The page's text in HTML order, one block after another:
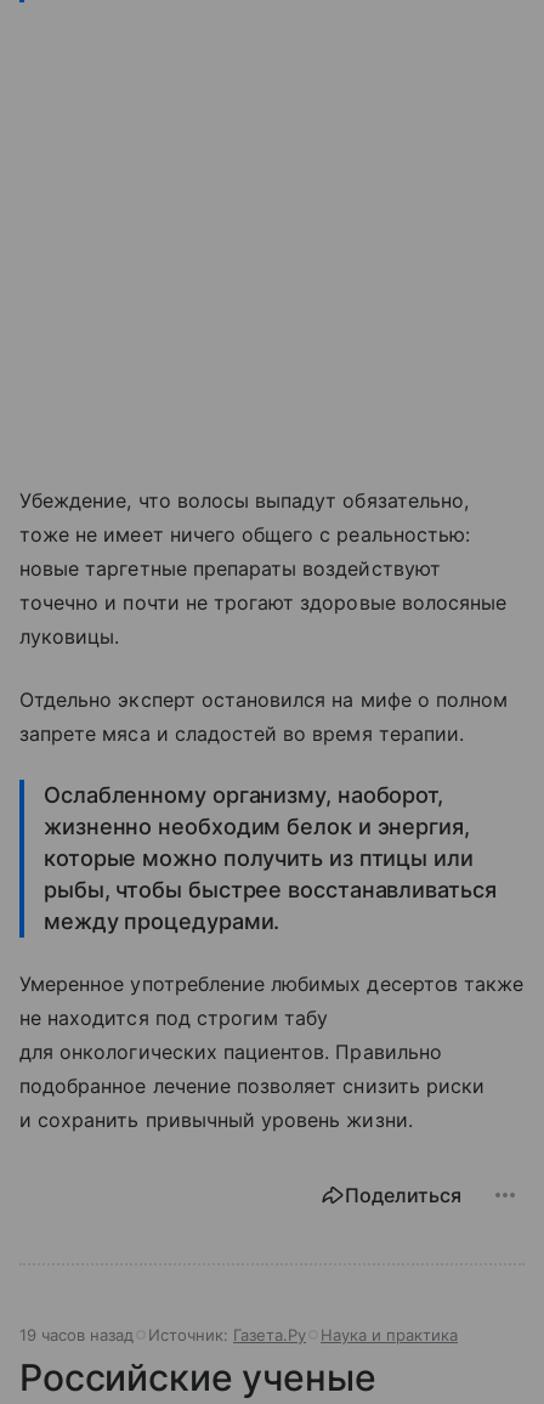
Убеждение, что волосы выпадут обязательно,
тоже не имеет ничего общего с реальностью:
новые таргетные препараты воздействуют
точечно и почти не трогают здоровые волосяные
луковицы.
Отдельно эксперт остановился на мифе о полном
запрете мяса и сладостей во время терапии.
Ослабленному организму, наоборот,
жизненно необходим белок и энергия,
которые можно получить из птицы или
рыбы, чтобы быстрее восстанавливаться
между процедурами.
Умеренное употребление любимых десертов также
не находится под строгим табу
для онкологических пациентов. Правильно
подобранное лечение позволяет снизить риски
и сохранить привычный уровень жизни.
Поделиться
19 часов назад Источник: Газета.Ру Наука и практика
Российские ученые